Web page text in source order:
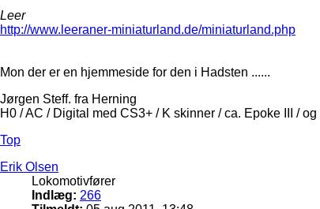
Leer
http://www.leeraner-miniaturland.de/miniaturland.php
Mon der er en hjemmeside for den i Hadsten ......
Jørgen Steff. fra Herning
H0 / AC / Digital med CS3+ / K skinner / ca. Epoke III /
Top
Erik Olsen
Lokomotivfører
Indlæg: 266